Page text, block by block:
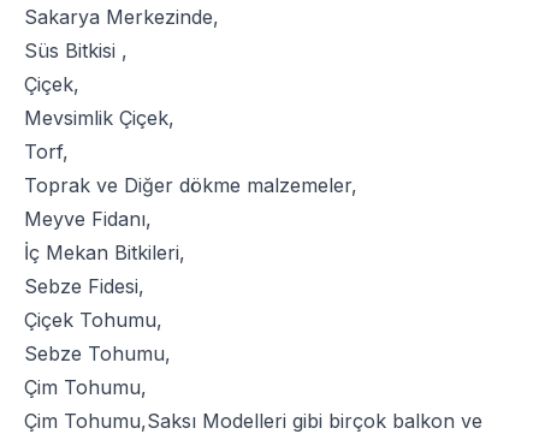
Sakarya Merkezinde,
Süs Bitkisi ,
Çiçek,
Mevsimlik Çiçek,
Torf,
Toprak ve Diğer dökme malzemeler,
Meyve Fidanı,
İç Mekan Bitkileri,
Sebze Fidesi,
Çiçek Tohumu,
Sebze Tohumu,
Çim Tohumu,
Çim Tohumu,Saksı Modelleri gibi birçok balkon ve